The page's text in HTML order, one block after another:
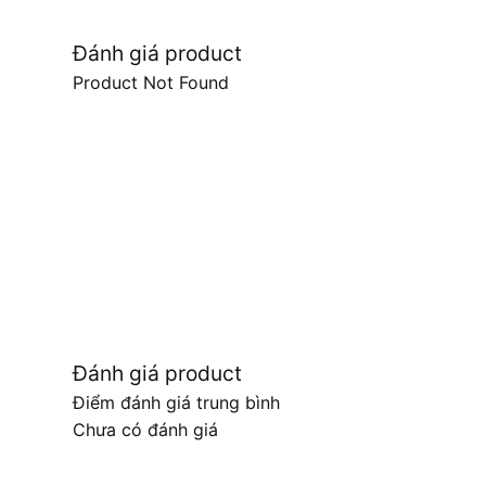
Đánh giá product
Product Not Found
Đánh giá product
Điểm đánh giá trung bình
Chưa có đánh giá